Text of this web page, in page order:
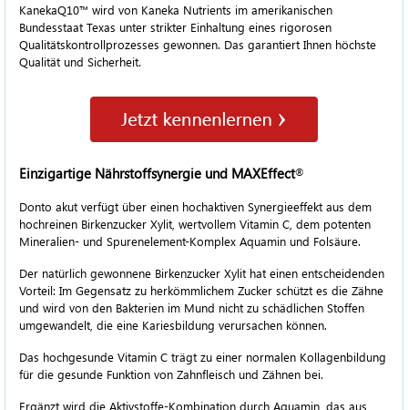
KanekaQ10™ wird von Kaneka Nutrients im amerikanischen
Bundesstaat Texas unter strikter Einhaltung eines rigorosen
Qualitätskontrollprozesses gewonnen. Das garantiert Ihnen höchste
Qualität und Sicherheit.
Einzigartige Nährstoffsynergie und MAXEffect®
Donto akut verfügt über einen hochaktiven Synergieeffekt aus dem
hochreinen Birkenzucker Xylit, wertvollem Vitamin C, dem potenten
Mineralien- und Spurenelement-Komplex Aquamin und Folsäure.
Der natürlich gewonnene Birkenzucker Xylit hat einen entscheidenden
Vorteil: Im Gegensatz zu herkömmlichem Zucker schützt es die Zähne
und wird von den Bakterien im Mund nicht zu schädlichen Stoffen
umgewandelt, die eine Kariesbildung verursachen können.
Das hochgesunde Vitamin C trägt zu einer normalen Kollagenbildung
für die gesunde Funktion von Zahnfleisch und Zähnen bei.
Ergänzt wird die Aktivstoffe-Kombination durch Aquamin, das aus